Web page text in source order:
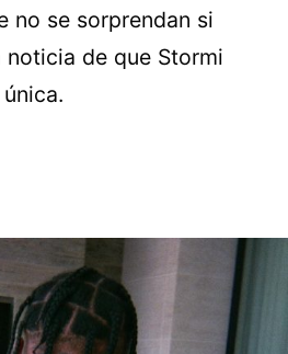
no se sorprendan si
de que Stormi